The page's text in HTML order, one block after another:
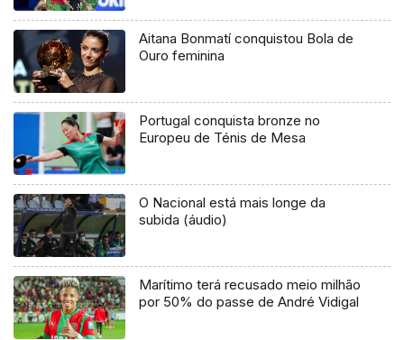
Aitana Bonmatí conquistou Bola de
Ouro feminina
Portugal conquista bronze no
Europeu de Ténis de Mesa
O Nacional está mais longe da
subida (áudio)
Marítimo terá recusado meio milhão
por 50% do passe de André Vidigal